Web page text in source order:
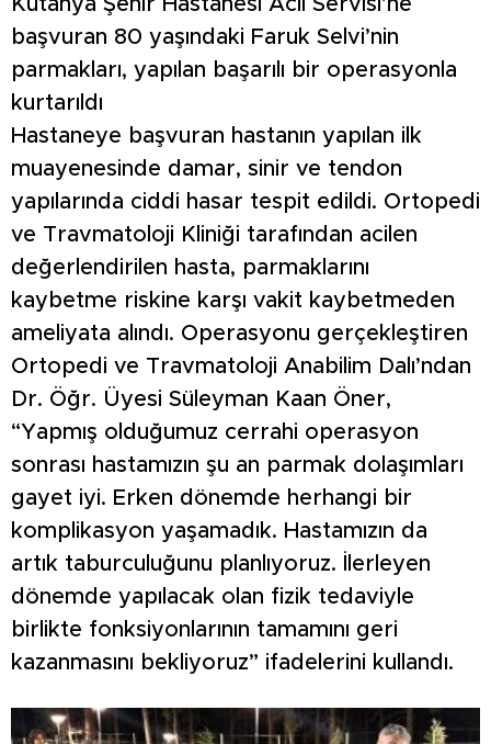
Kütahya Şehir Hastanesi Acil Servisi’ne
başvuran 80 yaşındaki Faruk Selvi’nin
parmakları, yapılan başarılı bir operasyonla
kurtarıldı
Hastaneye başvuran hastanın yapılan ilk
muayenesinde damar, sinir ve tendon
yapılarında ciddi hasar tespit edildi. Ortopedi
ve Travmatoloji Kliniği tarafından acilen
değerlendirilen hasta, parmaklarını
kaybetme riskine karşı vakit kaybetmeden
ameliyata alındı. Operasyonu gerçekleştiren
Ortopedi ve Travmatoloji Anabilim Dalı’ndan
Dr. Öğr. Üyesi Süleyman Kaan Öner,
“Yapmış olduğumuz cerrahi operasyon
sonrası hastamızın şu an parmak dolaşımları
gayet iyi. Erken dönemde herhangi bir
komplikasyon yaşamadık. Hastamızın da
artık taburculuğunu planlıyoruz. İlerleyen
dönemde yapılacak olan fizik tedaviyle
birlikte fonksiyonlarının tamamını geri
kazanmasını bekliyoruz” ifadelerini kullandı.